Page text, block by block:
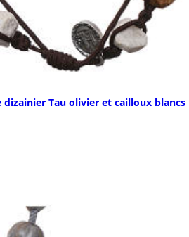
dizainier Tau olivier et cailloux blancs